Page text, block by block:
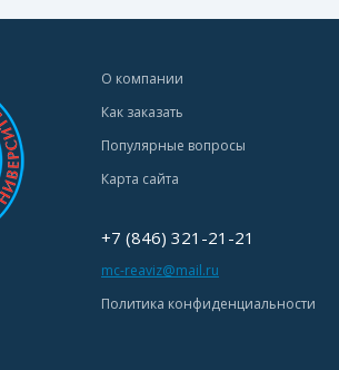
О компании
Как заказать
Популярные вопросы
Карта сайта
+7 (846) 321-21-21
mc-reaviz@mail.ru
Политика конфиденциальности